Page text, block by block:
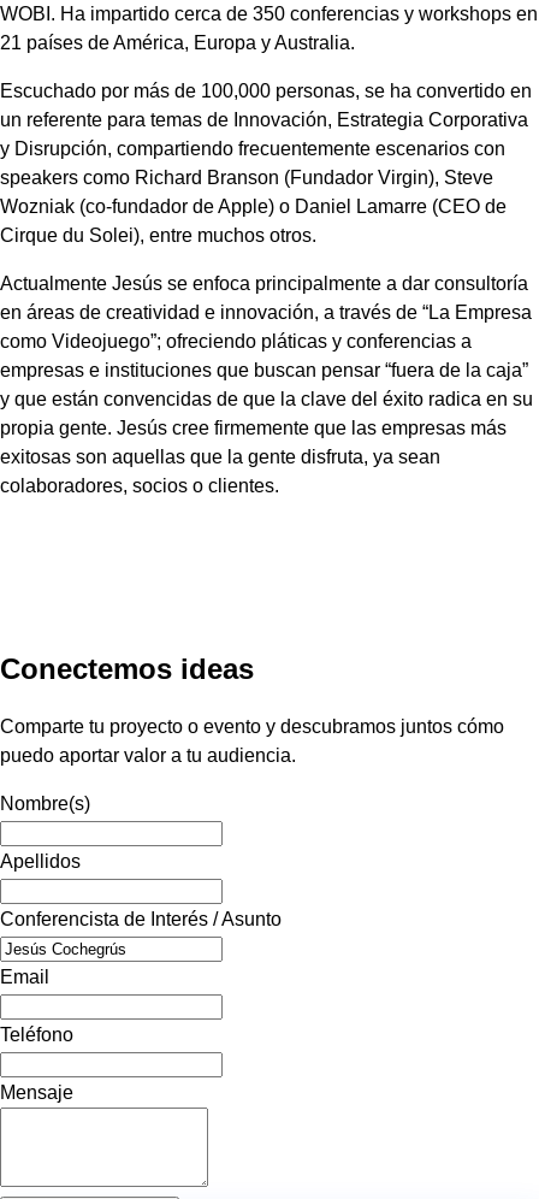
WOBI. Ha impartido cerca de 350 conferencias y workshops en
21 países de América, Europa y Australia.
Escuchado por más de 100,000 personas, se ha convertido en
un referente para temas de Innovación, Estrategia Corporativa
y Disrupción, compartiendo frecuentemente escenarios con
speakers como Richard Branson (Fundador Virgin), Steve
Wozniak (co-fundador de Apple) o Daniel Lamarre (CEO de
Cirque du Solei), entre muchos otros.
Actualmente Jesús se enfoca principalmente a dar consultoría
en áreas de creatividad e innovación, a través de “La Empresa
como Videojuego”; ofreciendo pláticas y conferencias a
empresas e instituciones que buscan pensar “fuera de la caja”
y que están convencidas de que la clave del éxito radica en su
propia gente. Jesús cree firmemente que las empresas más
exitosas son aquellas que la gente disfruta, ya sean
colaboradores, socios o clientes.
Conectemos ideas
Comparte tu proyecto o evento y descubramos juntos cómo
puedo aportar valor a tu audiencia.
Nombre(s)
Apellidos
Conferencista de Interés / Asunto
Email
Teléfono
Mensaje